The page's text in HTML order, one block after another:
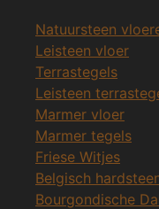
Natuursteen
Leisteen vloer
Terrastegels
Leisteen
Marmer vloer
Marmer tegels
Friese Witjes
Belgisch
Bourgondische